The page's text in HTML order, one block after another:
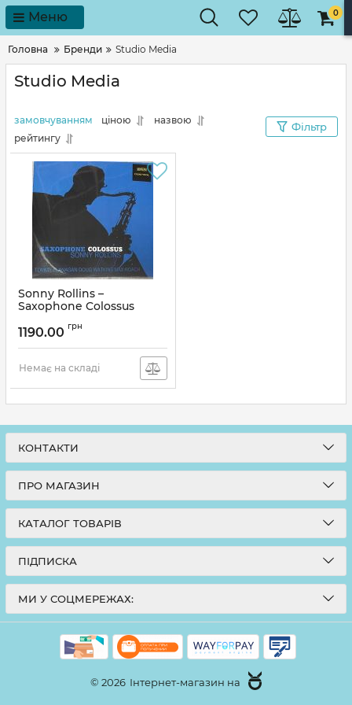
Меню 0
Головна Бренди Studio Media
Studio Media
замовчуванням ціною
назвою
рейтингу
Фільтр
Sonny Rollins –
Saxophone Colossus
Gram, Clear) (Vinyl)
Артикул: 244588
1190.00 грн
Немає на складі
КОНТАКТИ
ПРО МАГАЗИН
КАТАЛОГ ТОВАРІВ
ПІДПИСКА
МИ У СОЦМЕРЕЖАХ:
© 2026 Інтернет-магазин на